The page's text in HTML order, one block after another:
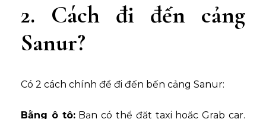
2. Cách đi đến cảng
Sanur?
Có 2 cách chính để đi đến bến cảng Sanur:
Bằng ô tô:Bạn có thể đặt taxi hoặc Grab car.